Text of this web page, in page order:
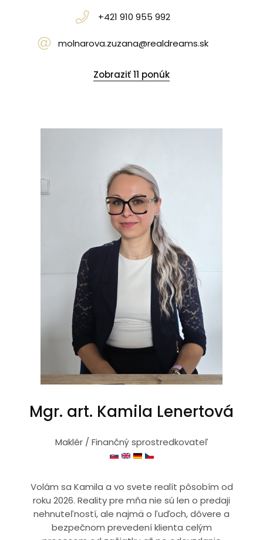
+421 910 955 992
molnarova.zuzana@realdreams.sk
Zobraziť 11 ponúk
Mgr. art. Kamila Lenertová
Maklér / Finančný sprostredkovateľ
Volám sa Kamila a vo svete realít pôsobím od
roku 2026. Reality pre mňa nie sú len o predaji
nehnuteľností, ale najmä o ľuďoch, dôvere a
bezpečnom prevedení klienta celým